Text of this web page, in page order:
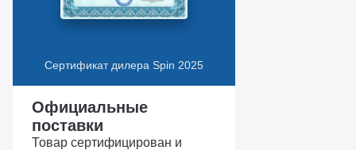
Сертификат дилера Spin 2025
Официальные
поставки
Товар сертифицирован и